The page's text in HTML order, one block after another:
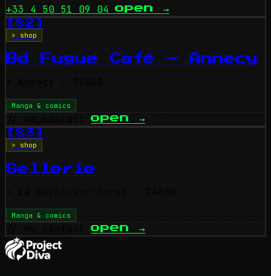
+33 4 50 51 09 04 open →
[82]
> shop
Bd Fugue Café — Annecy
Manga & comics
open →
[83]
> shop
Sellerie
Manga & comics
open →